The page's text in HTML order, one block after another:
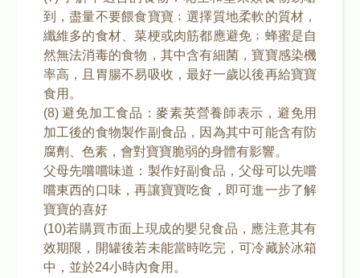
到，盡量不要餵食寶寶﹔選擇質地柔軟的質材，
纖維多的食材、菜梗或肉筋都應避免﹔蜂蜜是自
然無法消毒的食物，其中含有細菌，寶寶感染機
率高，且胃腸不易吸收，最好一歲以後再給寶寶
食用。
(8) 避免加工食品：麥素英營養師表示，避免用
加工後的食物製作副食品，因為其中可能含有防
腐劑、色素，會對寶寶脆弱的身體有影響。
父母先嚐嚐味道：製作好副食品，父母可以先嚐
嚐東西的口味，再讓寶寶吃食，即可進一步了解
寶寶的喜好
(10)若購買市面上現成的嬰兒食品，應注意其有
效期限，開罐後若未能當時吃完，可冷藏於冰箱
中，並於24小時內食用。